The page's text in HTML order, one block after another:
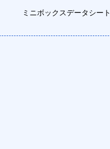
​ミニボックスデータシート